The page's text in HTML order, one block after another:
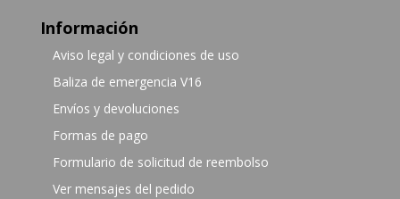
Información
Aviso legal y condiciones de uso
Baliza de emergencia V16
Envíos y devoluciones
Formas de pago
Formulario de solicitud de reembolso
Ver mensajes del pedido